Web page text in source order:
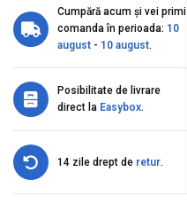
Cumpără acum și vei primi
comanda în perioada: 10
august - 10 august.
Posibilitate de livrare
direct la Easybox.
14 zile drept de retur.